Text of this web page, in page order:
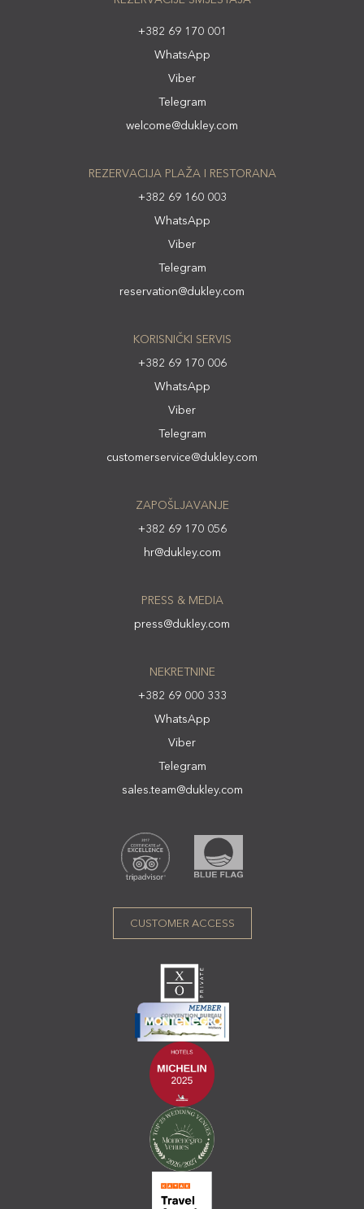
+382 69 170 001
WhatsApp
Viber
Telegram
welcome@dukley.com
REZERVACIJA PLAŽA I RESTORANA
+382 69 160 003
WhatsApp
Viber
Telegram
reservation@dukley.com
KORISNIČKI SERVIS
+382 69 170 006
WhatsApp
Viber
Telegram
customerservice@dukley.com
ZAPOŠLJAVANJE
+382 69 170 056
hr@dukley.com
PRESS & MEDIA
press@dukley.com
NEKRETNINE
+382 69 000 333
WhatsApp
Viber
Telegram
sales.team@dukley.com
CUSTOMER ACCESS